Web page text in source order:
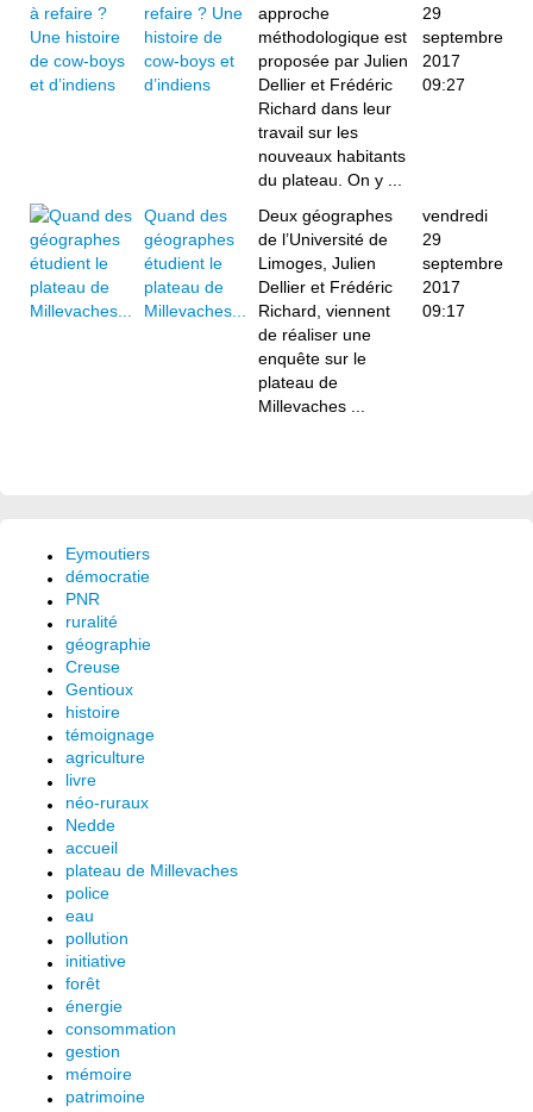
refaire ? Une
histoire de
cow-boys et
d’indiens
approche
méthodologique est
proposée par Julien
Dellier et Frédéric
Richard dans leur
travail sur les
nouveaux habitants
du plateau. On y ...
29
septembre
2017
09:27
Quand des
géographes
étudient le
plateau de
Millevaches...
Deux géographes
de l’Université de
Limoges, Julien
Dellier et Frédéric
Richard, viennent
de réaliser une
enquête sur le
plateau de
Millevaches ...
vendredi
29
septembre
2017
09:17
Eymoutiers
démocratie
PNR
ruralité
géographie
Creuse
Gentioux
histoire
témoignage
agriculture
livre
néo-ruraux
Nedde
accueil
plateau de Millevaches
police
eau
pollution
initiative
forêt
énergie
consommation
gestion
mémoire
patrimoine